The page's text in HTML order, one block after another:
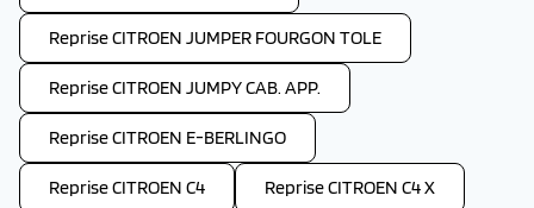
Reprise CITROEN JUMPER FOURGON TOLE
Reprise CITROEN JUMPY CAB. APP.
Reprise CITROEN E-BERLINGO
Reprise CITROEN C4 Reprise CITROEN C4 X